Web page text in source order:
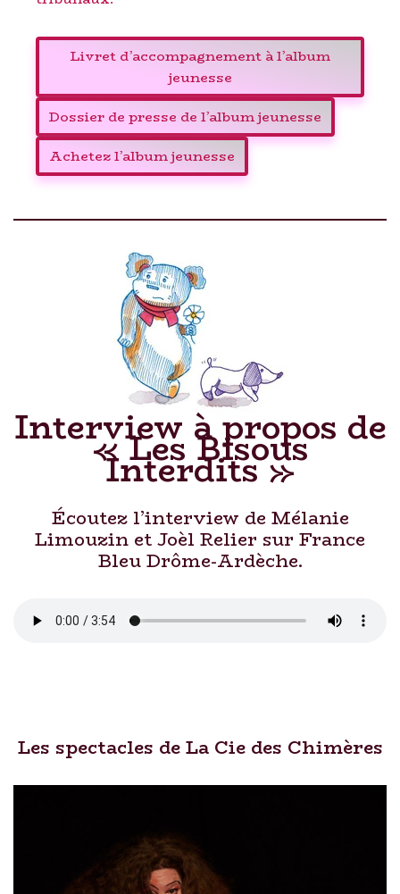
Livret d’accompagnement à l’album
jeunesse
Dossier de presse de l’album jeunesse
Achetez l’album jeunesse
Interview à propos de
« Les Bisous
Interdits »
Écoutez l’interview de Mélanie
Limouzin et Joèl Relier sur France
Bleu Drôme-Ardèche.
Les spectacles de La Cie des Chimères